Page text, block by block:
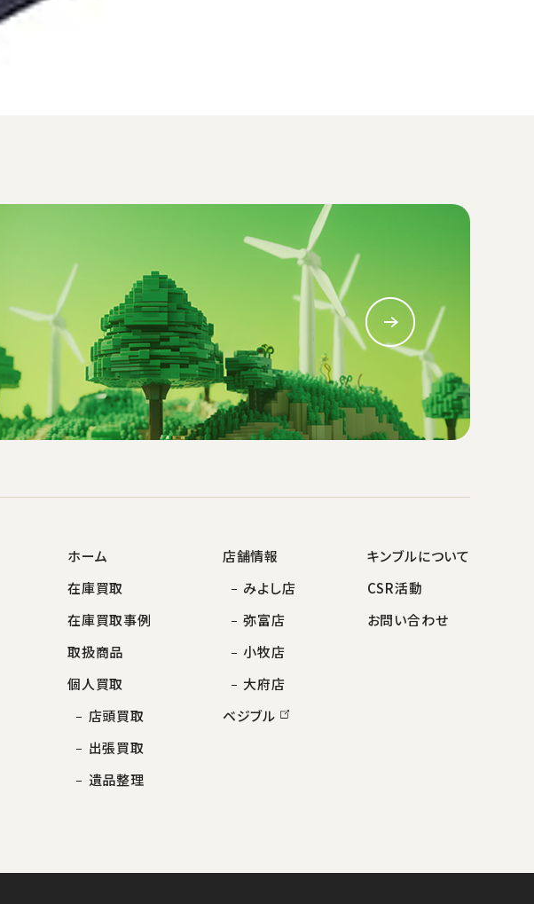
ホーム
在庫買取
在庫買取事例
取扱商品
個人買取
店頭買取
出張買取
遺品整理
店舗情報
みよし店
弥富店
小牧店
大府店
ベジブル
キンブルについて
CSR活動
お問い合わせ